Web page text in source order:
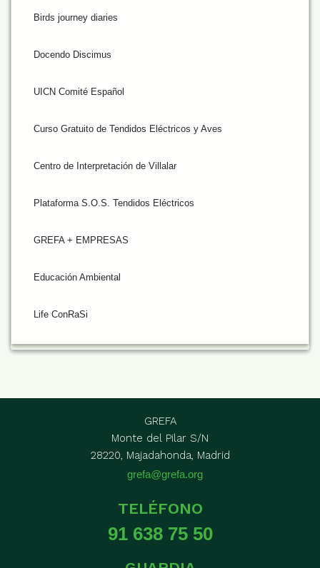
Birds journey diaries
Docendo Discimus
UICN Comité Español
Curso Gratuito de Tendidos Eléctricos y Aves
Centro de Interpretación de Villalar
Plataforma S.O.S. Tendidos Eléctricos
GREFA + EMPRESAS
Educación Ambiental
Life ConRaSi
GREFA
Monte del Pilar S/N
28220, Majadahonda, Madrid
grefa@grefa.org
TELÉFONO
91 638 75 50